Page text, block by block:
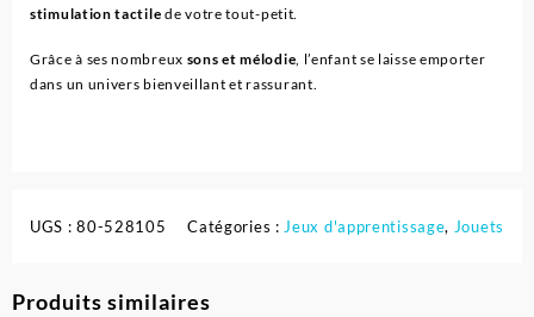
stimulation tactile de votre tout-petit.
Grâce à ses nombreux sons et mélodie , l’enfant se laisse emporter
dans un univers bienveillant et rassurant.
UGS :80-528105 Catégories : Jeux d'apprentissage, Jouets
Produits similaires